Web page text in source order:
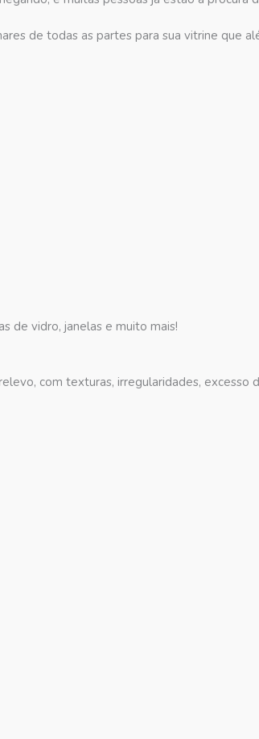
de todas as partes para sua vitrine que
de vidro, janelas e muito mais!
com texturas, irregularidades, excesso